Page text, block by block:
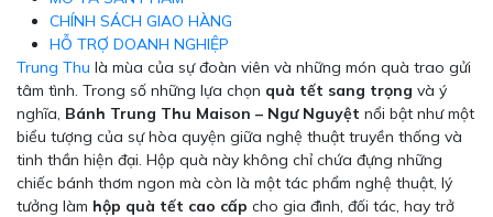
CHÍNH SÁCH GIAO HÀNG
HỖ TRỢ DOANH NGHIỆP
Trung Thu là mùa của sự đoàn viên và những món quà trao gửi
tâm tình. Trong số những lựa chọn quà tết sang trọng và ý
nghĩa, Bánh Trung Thu Maison – Ngư Nguyệt nổi bật như một
biểu tượng của sự hòa quyện giữa nghệ thuật truyền thống và
tinh thần hiện đại. Hộp quà này không chỉ chứa đựng những
chiếc bánh thơm ngon mà còn là một tác phẩm nghệ thuật, lý
tưởng làm hộp quà tết cao cấp cho gia đình, đối tác, hay trở